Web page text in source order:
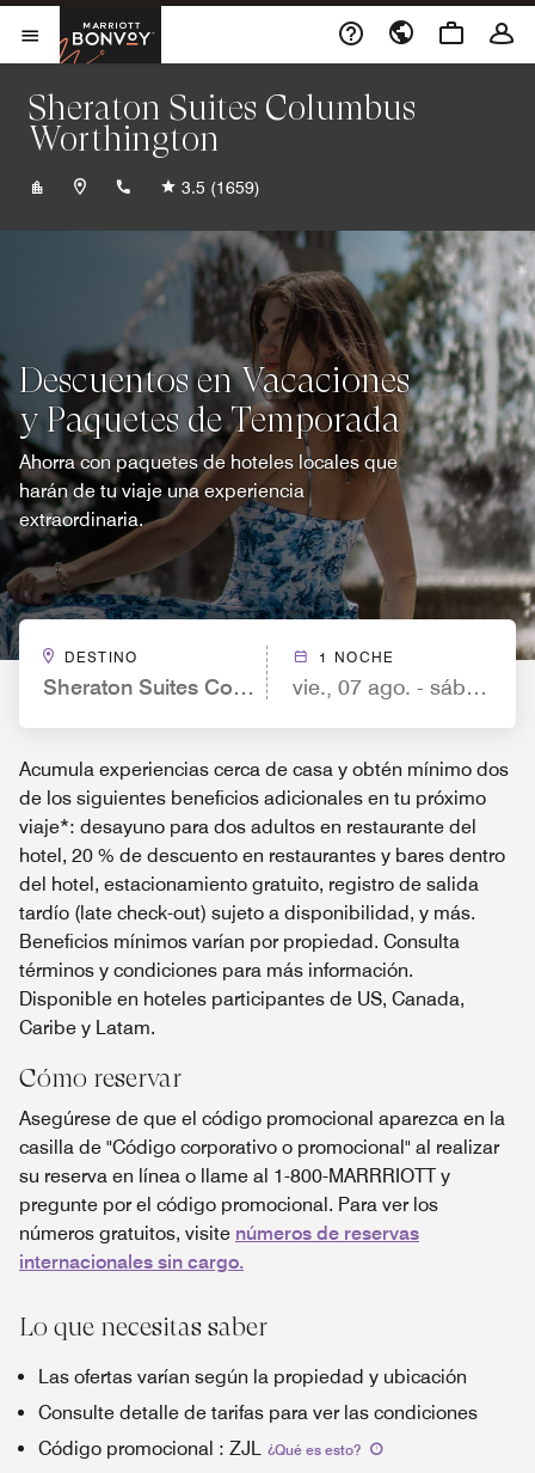
Skip to Content
Abrir el menú
Marriott Bonvoy
Sheraton Suites Columbus
Worthington
+16144360004
3.5 (1659)
Descuentos en Vacaciones
y Paquetes de Temporada
Ahorra con paquetes de hoteles locales que
harán de tu viaje una experiencia
extraordinaria.
DESTINO
Sheraton Suites Columbus Worthington
1 NOCHE
vie., 07 ago. - sáb., 08
Acumula experiencias cerca de casa y obtén mínimo dos
de los siguientes beneficios adicionales en tu próximo
viaje*: desayuno para dos adultos en restaurante del
hotel, 20 % de descuento en restaurantes y bares dentro
del hotel, estacionamiento gratuito, registro de salida
tardío (late check-out) sujeto a disponibilidad, y más.
Beneficios mínimos varían por propiedad. Consulta
términos y condiciones para más información.
Disponible en hoteles participantes de US, Canada,
Caribe y Latam.
Cómo reservar
Asegúrese de que el código promocional aparezca en la
casilla de "Código corporativo o promocional" al realizar
su reserva en línea o llame al 1-800-MARRRIOTT y
pregunte por el código promocional. Para ver los
números gratuitos, visite números de reservas
internacionales sin cargo.
Lo que necesitas saber
Las ofertas varían según la propiedad y ubicación
Consulte detalle de tarifas para ver las condiciones
Código promocional : ZJL ¿Qué es esto?